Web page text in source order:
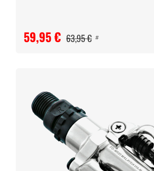
59,95 € 63,95 € #